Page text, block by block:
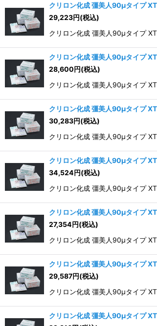
クリロン化成 彊美人90μタイプ
29,223円(税込)
クリロン化成 彊美人90μタイプ
クリロン化成 彊美人90μタイプ
28,600円(税込)
クリロン化成 彊美人90μタイプ
クリロン化成 彊美人90μタイプ
30,283円(税込)
クリロン化成 彊美人90μタイプ
クリロン化成 彊美人90μタイプ
34,524円(税込)
クリロン化成 彊美人90μタイプ
クリロン化成 彊美人90μタイプ
27,354円(税込)
クリロン化成 彊美人90μタイプ
クリロン化成 彊美人90μタイプ
29,587円(税込)
クリロン化成 彊美人90μタイプ
クリロン化成 彊美人90μタイプ